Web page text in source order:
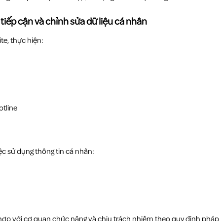
cận và chỉnh sửa dữ liệu cá nhân
thực hiện:
sử dụng thông tin cá nhân: